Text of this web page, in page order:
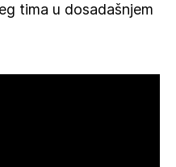
tima u dosadašnjem